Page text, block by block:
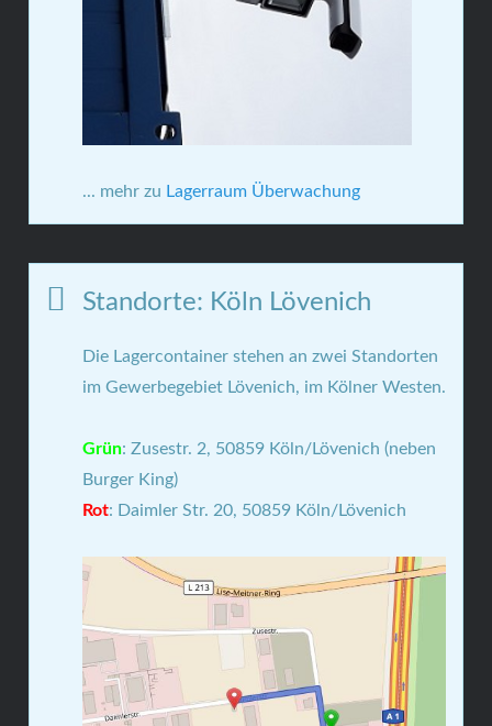
... mehr zu Lagerraum Überwachung
Standorte: Köln Lövenich
Die Lagercontainer stehen an zwei Standorten
im Gewerbegebiet Lövenich, im Kölner Westen.
Grün: Zusestr. 2, 50859 Köln/Lövenich (neben
Burger King)
Rot: Daimler Str. 20, 50859 Köln/Lövenich